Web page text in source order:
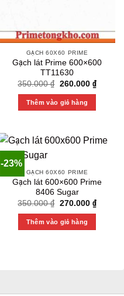
GẠCH 60X60 PRIME
Gạch lát Prime 600×600
TT11630
350.000₫ Original
was:
350.000 ₫.
260.000 ₫Current
price
Thêm vào giỏ hàng
-23%
GẠCH 60X60 PRIME
Gạch lát 600×600 Prime
8406 Sugar
350.000₫ Original
was:
350.000 ₫.
270.000 ₫Current
price
Thêm vào giỏ hàng